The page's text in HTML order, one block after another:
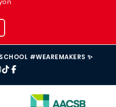
#WEAREMAKERS ✨